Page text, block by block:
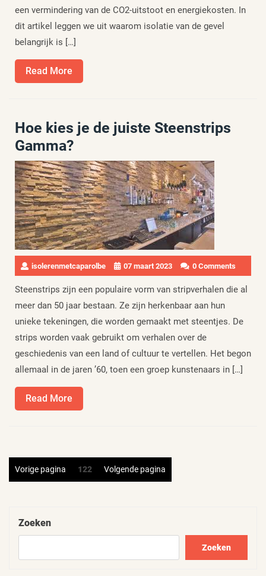
een vermindering van de CO2-uitstoot en energiekosten. In
dit artikel leggen we uit waarom isolatie van de gevel
belangrijk is […]
Read More
More
Hoe kies je de juiste Steenstrips
Gamma?
isolerenmetcaparolbe 07 maart 2023 0 Comments
Steenstrips zijn een populaire vorm van stripverhalen die al
meer dan 50 jaar bestaan. Ze zijn herkenbaar aan hun
unieke tekeningen, die worden gemaakt met steentjes. De
strips worden vaak gebruikt om verhalen over de
geschiedenis van een land of cultuur te vertellen. Het begon
allemaal in de jaren ’60, toen een groep kunstenaars in […]
Read More
More
Berichten
Vorige pagina Pagina
122 Volgende pagina
Zoeken
Zoeken